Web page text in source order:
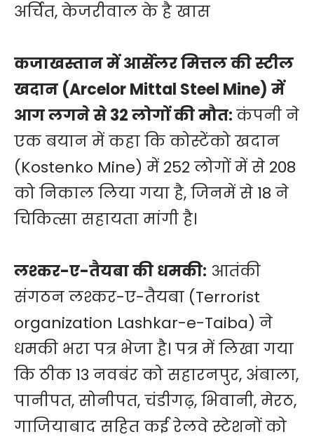
अर्चित, केजरीवाल के है खास
कजाखस्तान में आर्सेलर मित्तल की स्टील
खदान (Arcelor Mittal Steel Mine) में
आग लगने से 32 लोगों की मौत:कंपनी ने
एक बयान में कहा कि कोस्टेंको खदान
(Kostenko Mine) में 252 लोगों में से 208
को निकाल लिया गया है, जिनमें से 18 ने
चिकित्सा सहायता मांगी है।
लश्कर-ए-तैयबा की धमकी: आतंकी
संगठन लश्कर-ए-तैयबा (Terrorist
organization Lashkar-e-Taiba) ने
धमकी भरा पत्र भेजा है। पत्र में लिखा गया
कि ठीक 13 नवबंर को सहारनपुर, अंबाला,
पानीपत, सोनीपत, चंडीगढ़, भिवानी, मेरठ,
गाजियाबाद सहित कई रेलवे स्टेशनों को